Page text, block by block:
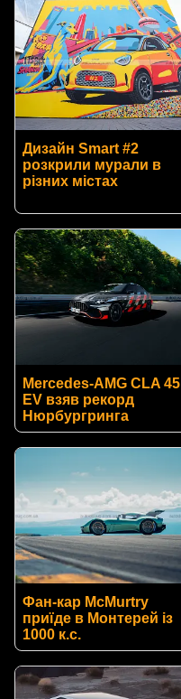
Дизайн Smart #2
розкрили мурали в
різних містах
Mercedes-AMG CLA 45
EV взяв рекорд
Нюрбургринга
Фан-кар McMurtry
приїде в Монтерей із
1000 к.с.